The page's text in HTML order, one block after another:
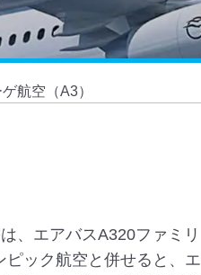
航空（A3）
、エアバスA320ファミリ
ック航空と併せると、エ